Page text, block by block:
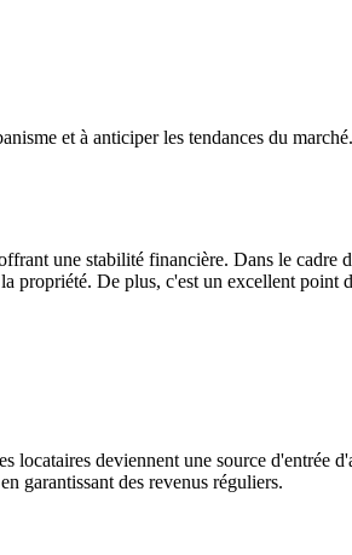
et à anticiper les tendances du marché.
une stabilité financière. Dans le cadre
propriété. De plus, c'est un excellent point
deviennent une source d'entrée
garantissant des revenus réguliers.